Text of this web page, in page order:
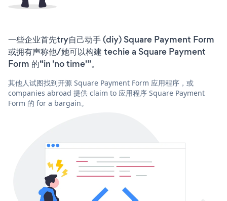
一些企业首先try自己动手 (diy) Square Payment Form
或拥有声称他/她可以构建 techie a Square Payment
Form 的“in 'no time'”。
其他人试图找到开源 Square Payment Form 应用程序，或
companies abroad 提供 claim to 应用程序 Square Payment
Form 的 for a bargain。